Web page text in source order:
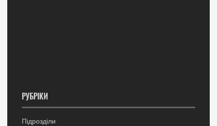
РУБРІКИ
Підрозділи